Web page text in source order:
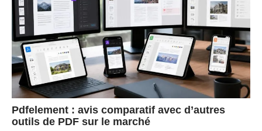
Pdfelement : avis comparatif avec d’autres
outils de PDF sur le marché